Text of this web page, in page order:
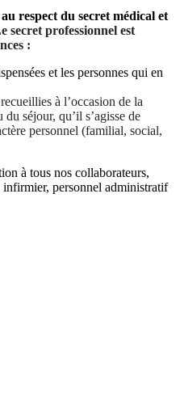
respect du secret médical et
secret professionnel est
:
et les personnes qui en
à l’occasion de la
séjour, qu’il s’agisse de
personnel (familial, social,
à tous nos collaborateurs,
personnel administratif